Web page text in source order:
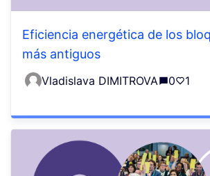
Eficiencia energética de los
más antiguos
Vladislava DIMITROVA 0 1